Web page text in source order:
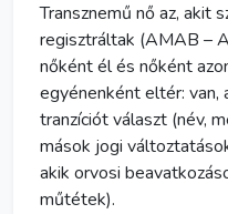
Transznemű nő az, akit
regisztráltak (AMAB –
nőként él és nőként
egyénenként eltér: van,
tranzíciót választ (név,
mások jogi
akik orvosi
műtétek).